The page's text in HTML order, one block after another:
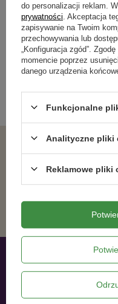
Newsletter
Zapisz się do newslettera i
bieżąco z aktualnymi
Zgadzam się na otrzymywanie wiadomości
Moje zamówienia
do personalizacji reklam.
prywatności . Akceptacja
zapisywanie na Twoim
przechowywania lub
„Konfiguracja zgód”.
momencie poprzez
danego urządzenia
Funkcjonalne
Analityczne pliki
Reklamowe pliki